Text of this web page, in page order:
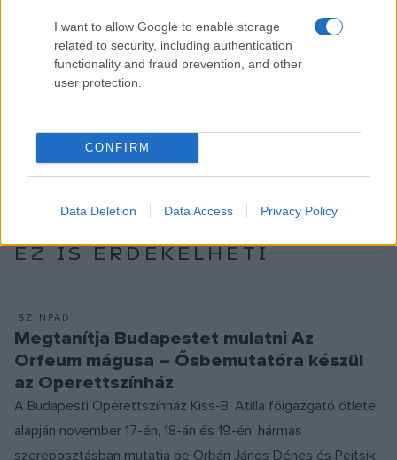
I want to allow Google to enable storage
related to security, including authentication
functionality and fraud prevention, and other
user protection.
CONFIRM
Data Deletion Data Access Privacy Policy
BUDAPESTI OPERETTSZÍNHÁZ CSALÁDI PROGRAM HAMUPIPŐKE
KISS-B. ATILLA NÉPMESE NÉPZENE ORBÁN JÁNOS DÉNES
EZ IS ÉRDEKELHETI
SZÍNPAD
Megtanítja Budapestet mulatni Az
Orfeum mágusa – Ősbemutatóra készül
az Operettszínház
A Budapesti Operettszínház Kiss-B. Atilla főigazgató ötlete
alapján november 17-én, 18-án és 19-én, hármas
szereposztásban mutatja be Orbán János Dénes és Pejtsik